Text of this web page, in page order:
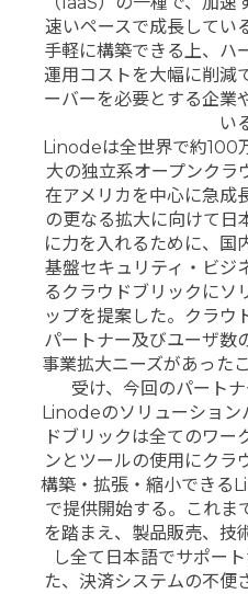
速いペースで成長してい
手軽に構築できる上、ハ
運用コストを大幅に削減
ーバーを必要とする企業
い
Linodeは全世界で約100
大の独立系オープンクラ
在アメリカを中心に急成
の更なる拡大に向けて日
に力を入れるために、国
基盤セキュリティ・ビジ
るクラウドブリックにソ
ップを提案した。クラウ
パートナー及びユーザ数
事業拡大ニーズがあった
受け、今回のパート
Linodeのソリューション
ドブリックは全てのワー
ンとツールの使用にクラ
構築・拡張・縮小できる
で提供開始する。これま
を踏まえ、製品販売、技
し全て日本語でサポー
た、決済システムの不便